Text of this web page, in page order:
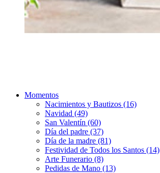
Momentos
Nacimientos y Bautizos (16)
Navidad (49)
San Valentín (60)
Día del padre (37)
Día de la madre (81)
Festividad de Todos los Santos (14)
Arte Funerario (8)
Pedidas de Mano (13)